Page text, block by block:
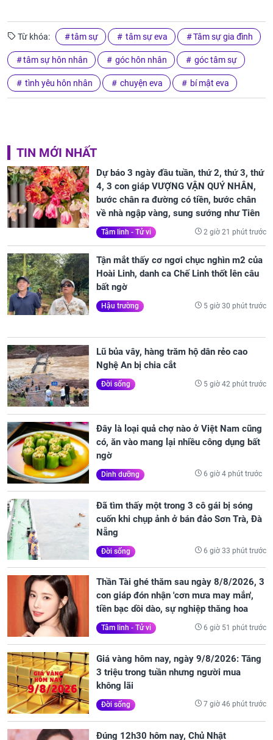
Từ khóa: tâm sự tâm sự eva Tâm sự gia đình
tâm sự hôn nhân góc hôn nhân góc tâm sự
tình yêu hôn nhân chuyện eva bí mật eva
TIN MỚI NHẤT
Dự báo 3 ngày đầu tuần, thứ 2, thứ 3, thứ
4, 3 con giáp VƯỢNG VẬN QUÝ NHÂN,
bước chân ra đường có tiền, bước chân
về nhà ngập vàng, sung sướng như Tiên
Tâm linh - Tử vi 2 giờ 21 phút trước
Tận mắt thấy cơ ngơi chục nghìn m2 của
Hoài Linh, danh ca Chế Linh thốt lên câu
bất ngờ
Hậu trường 5 giờ 30 phút trước
Lũ bủa vây, hàng trăm hộ dân rẻo cao
Nghệ An bị chia cắt
Đời sống 5 giờ 42 phút trước
Đây là loại quả chợ nào ở Việt Nam cũng
có, ăn vào mang lại nhiều công dụng bất
ngờ
Dinh dưỡng 6 giờ 4 phút trước
Đã tìm thấy một trong 3 cô gái bị sóng
cuốn khi chụp ảnh ở bán đảo Sơn Trà, Đà
Nẵng
Đời sống 6 giờ 33 phút trước
Thần Tài ghé thăm sau ngày 8/8/2026, 3
con giáp đón nhận 'cơn mưa may mắn',
tiền bạc dồi dào, sự nghiệp thăng hoa
Tâm linh - Tử vi 6 giờ 51 phút trước
Giá vàng hôm nay, ngày 9/8/2026: Tăng
3 triệu trong tuần nhưng người mua
không lãi
Đời sống 7 giờ 46 phút trước
Đúng 12h30 hôm nay, Chủ Nhật